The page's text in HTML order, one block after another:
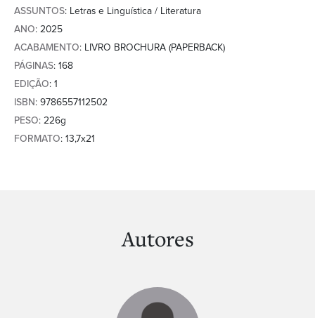
ASSUNTOS: Letras e Linguística / Literatura
ANO: 2025
ACABAMENTO: LIVRO BROCHURA (PAPERBACK)
PÁGINAS: 168
EDIÇÃO: 1
ISBN: 9786557112502
PESO: 226g
FORMATO: 13,7x21
Autores